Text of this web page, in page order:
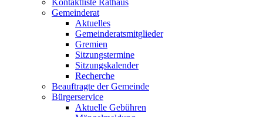
Kontaktliste Rathaus
Gemeinderat
Aktuelles
Gemeinderatsmitglieder
Gremien
Sitzungstermine
Sitzungskalender
Recherche
Beauftragte der Gemeinde
Bürgerservice
Aktuelle Gebühren